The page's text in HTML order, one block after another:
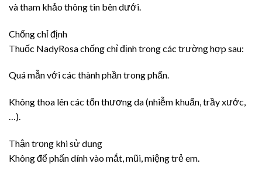
và tham khảo thông tin bên dưới.
Chống chỉ định
Thuốc NadyRosa chống chỉ định trong các trường hợp sau:
Quá mẫn với các thành phần trong phấn.
Không thoa lên các tổn thương da (nhiễm khuẩn, trầy xước,
…).
Thận trọng khi sử dụng
Không để phấn dính vào mắt, mũi, miệng trẻ em.